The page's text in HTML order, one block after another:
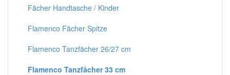
Fächer Handtasche / Kinder
Flamenco Fächer Spitze
Flamenco Tanzfächer 26/27 cm
Flamenco Tanzfächer 33 cm